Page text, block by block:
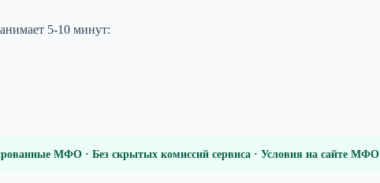
5-10 минут:
МФО · Без скрытых комиссий сервиса · Условия на сайте МФО